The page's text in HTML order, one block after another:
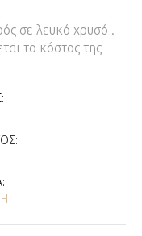
σε λευκό χρυσό .
το κόστος της